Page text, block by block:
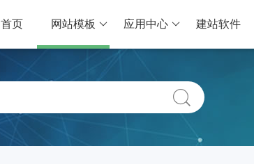
首页 网站模板 应用中心 建站软件